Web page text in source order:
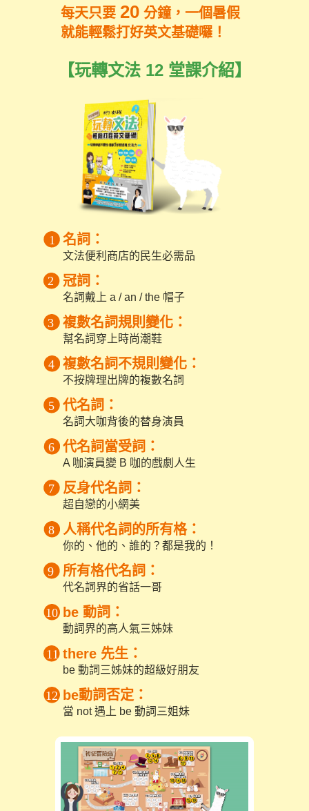
每天只要 20 分鐘，一個暑假
就能輕鬆打好英文基礎囉！
【玩轉文法 12 堂課介紹】
名詞：
文法便利商店的民生必需品
冠詞：
名詞戴上 a / an / the 帽子
複數名詞規則變化：
幫名詞穿上時尚潮鞋
複數名詞不規則變化：
不按牌理出牌的複數名詞
代名詞：
名詞大咖背後的替身演員
代名詞當受詞：
A 咖演員變 B 咖的戲劇人生
反身代名詞：
超自戀的小網美
人稱代名詞的所有格：
你的、他的、誰的？都是我的！
所有格代名詞：
代名詞界的省話一哥
be 動詞：
動詞界的高人氣三姊妹
there 先生：
be 動詞三姊妹的超級好朋友
be動詞否定：
當 not 遇上 be 動詞三姐妹